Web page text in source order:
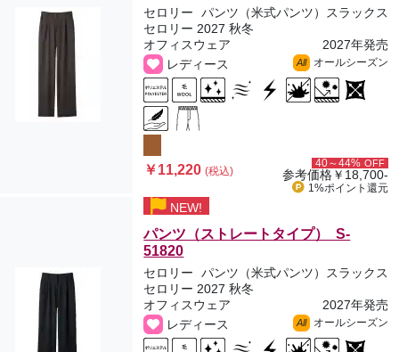
セロリー
パンツ（米式パンツ）スラックス
セロリー 2027 秋冬
オフィスウェア
2027年発売
レディース
All オールシーズン
￥11,220(税込)
40～44% OFF
参考価格￥18,700-
1%ポイント 還元
NEW!
パンツ（ストレートタイプ） S-
51820
セロリー
パンツ（米式パンツ）スラックス
セロリー 2027 秋冬
オフィスウェア
2027年発売
レディース
All オールシーズン